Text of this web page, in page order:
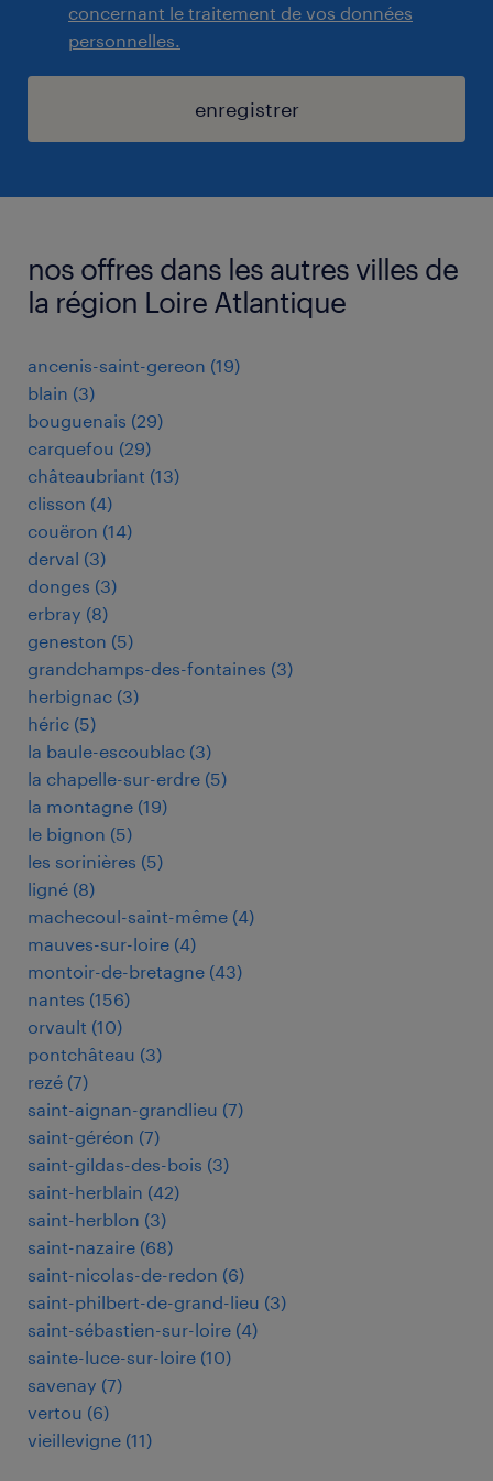
concernant le traitement de vos données
personnelles.
enregistrer
nos offres dans les autres villes de
la région Loire Atlantique
ancenis-saint-gereon (19)
blain (3)
bouguenais (29)
carquefou (29)
châteaubriant (13)
clisson (4)
couëron (14)
derval (3)
donges (3)
erbray (8)
geneston (5)
grandchamps-des-fontaines (3)
herbignac (3)
héric (5)
la baule-escoublac (3)
la chapelle-sur-erdre (5)
la montagne (19)
le bignon (5)
les sorinières (5)
ligné (8)
machecoul-saint-même (4)
mauves-sur-loire (4)
montoir-de-bretagne (43)
nantes (156)
orvault (10)
pontchâteau (3)
rezé (7)
saint-aignan-grandlieu (7)
saint-géréon (7)
saint-gildas-des-bois (3)
saint-herblain (42)
saint-herblon (3)
saint-nazaire (68)
saint-nicolas-de-redon (6)
saint-philbert-de-grand-lieu (3)
saint-sébastien-sur-loire (4)
sainte-luce-sur-loire (10)
savenay (7)
vertou (6)
vieillevigne (11)